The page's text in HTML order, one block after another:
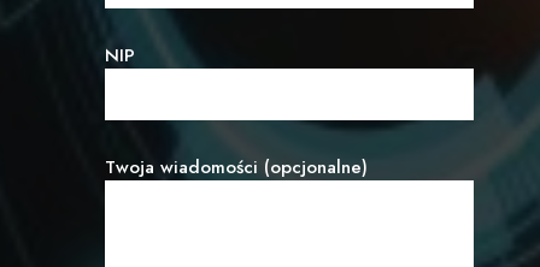
NIP
Twoja wiadomości (opcjonalne)